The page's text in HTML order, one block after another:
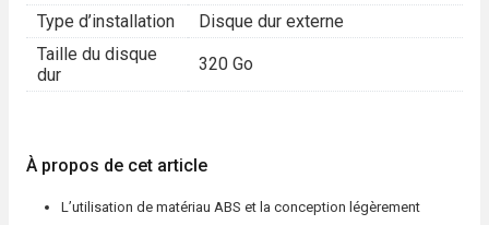
Type d’installation
Disque dur externe
Taille du disque
dur
320 Go
À propos de cet article
L’utilisation de matériau ABS et la conception légèrement